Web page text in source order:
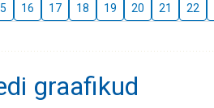
16 17 18 19 20 21 22
graafikud